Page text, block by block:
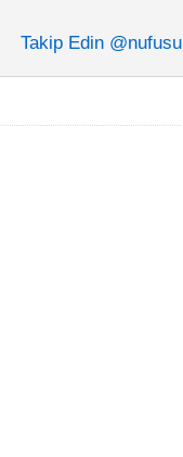
Takip Edin @nufusu